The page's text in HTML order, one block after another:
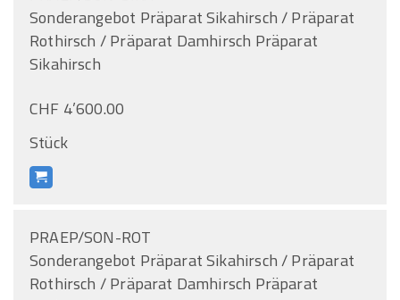
Sonderangebot Präparat Sikahirsch / Präparat
Rothirsch / Präparat Damhirsch Präparat
Sikahirsch
CHF 4’600.00
Stück
PRAEP/SON-ROT
Sonderangebot Präparat Sikahirsch / Präparat
Rothirsch / Präparat Damhirsch Präparat